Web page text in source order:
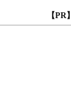
【PR】